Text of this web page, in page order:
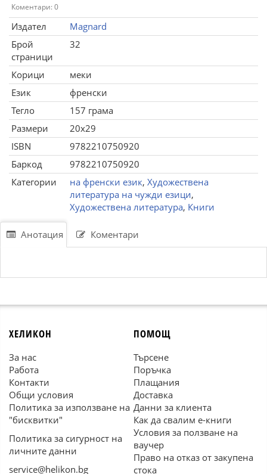
Коментари: 0
Издател
Magnard
Брой
страници
32
Корици
меки
Език
френски
Тегло
157 грама
Размери
20x29
ISBN
9782210750920
Баркод
9782210750920
Категории
на френски език, Художествена
литература на чужди езици,
Художествена литература, Книги
Анотация Коментари
ХЕЛИКОН
За нас
Работа
Контакти
Общи условия
Политика за използване на
"бисквитки"
Политика за сигурност на
личните данни
service@helikon.bg
ПОМОЩ
Търсене
Поръчка
Плащания
Доставка
Данни за клиента
Как да свалим е-книги
Условия за ползване на
ваучер
Право на отказ от закупена
стока